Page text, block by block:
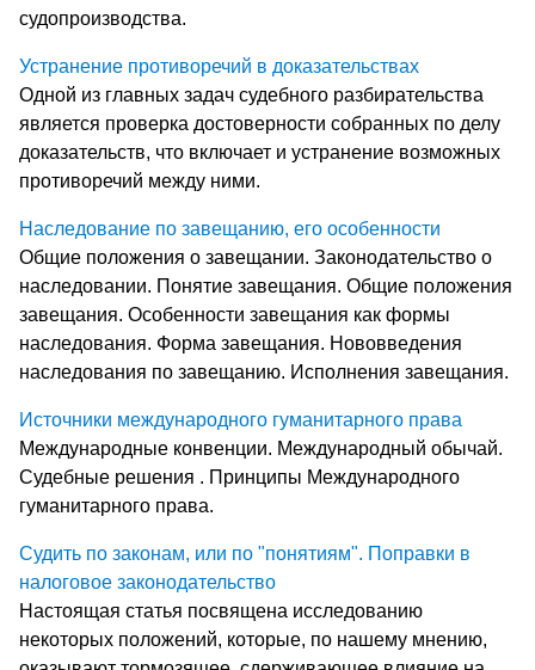
судопроизводства.
Устранение противоречий в доказательствах
Одной из главных задач судебного разбирательства
является проверка достоверности собранных по делу
доказательств, что включает и устранение возможных
противоречий между ними.
Наследование по завещанию, его особенности
Общие положения о завещании. Законодательство о
наследовании. Понятие завещания. Общие положения
завещания. Особенности завещания как формы
наследования. Форма завещания. Нововведения
наследования по завещанию. Исполнения завещания.
Источники международного гуманитарного права
Международные конвенции. Международный обычай.
Судебные решения . Принципы Международного
гуманитарного права.
Судить по законам, или по "понятиям". Поправки в
налоговое законодательство
Настоящая статья посвящена исследованию
некоторых положений, которые, по нашему мнению,